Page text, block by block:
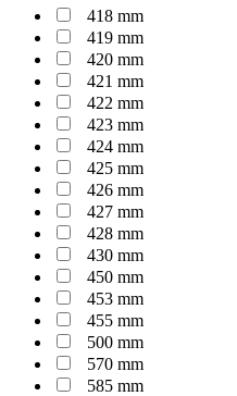
418 mm
419 mm
420 mm
421 mm
422 mm
423 mm
424 mm
425 mm
426 mm
427 mm
428 mm
430 mm
450 mm
453 mm
455 mm
500 mm
570 mm
585 mm